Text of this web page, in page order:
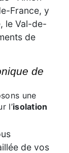
France, y
le Val-de-
de
l’isolation
de vos